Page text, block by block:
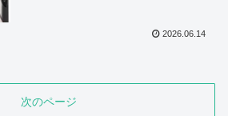
2026.06.14
次のページ